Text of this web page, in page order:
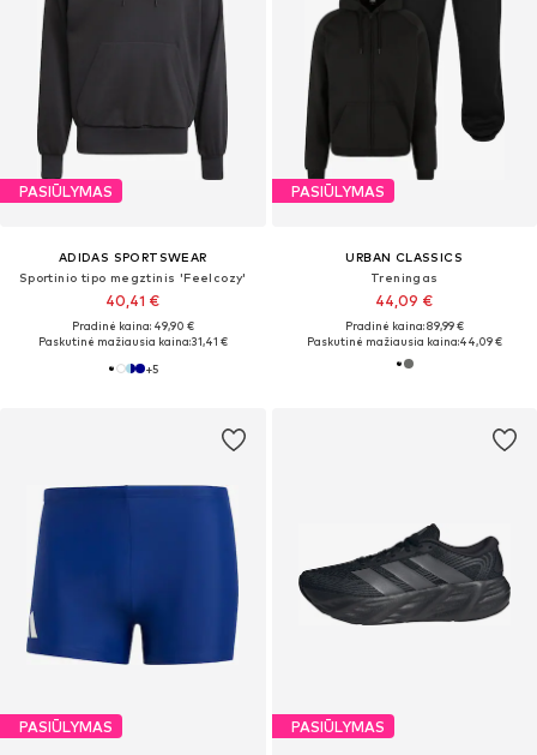
PASIŪLYMAS
ADIDAS SPORTSWEAR
Sportinio tipo megztinis 'Feelcozy'
40,41 €
Pradinė kaina: 49,90 €
Paskutinė mažiausia kaina:31,41 €
+5
PASIŪLYMAS
URBAN CLASSICS
Treningas
44,09 €
Pradinė kaina: 89,99 €
Paskutinė mažiausia kaina:44,09 €
PASIŪLYMAS PASIŪLYMAS